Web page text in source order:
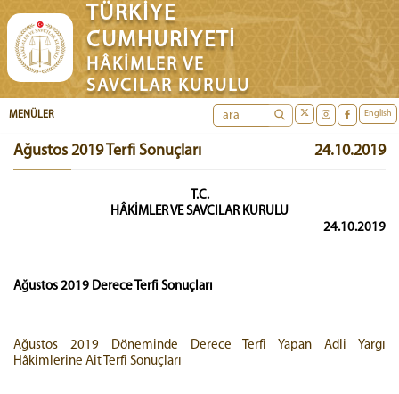
TÜRKİYE
CUMHURİYETİ
HÂKİMLER VE
SAVCILAR KURULU
English
MENÜLER
Ağustos 2019 Terfi Sonuçları 24.10.2019
T.C.
HÂKİMLER VE SAVCILAR KURULU
24.10.2019
Ağustos 2019 Derece Terfi Sonuçları
Ağustos 2019 Döneminde Derece Terfi Yapan Adli Yargı
Hâkimlerine Ait Terfi Sonuçları